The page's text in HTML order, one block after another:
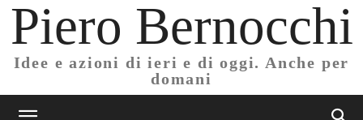
Piero Bernocchi
Idee e azioni di ieri e di oggi. Anche per
domani